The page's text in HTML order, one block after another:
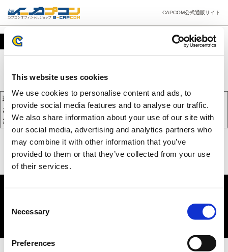
This website uses cookies
We use cookies to personalise content and ads, to
provide social media features and to analyse our traffic.
We also share information about your use of our site with
our social media, advertising and analytics partners who
may combine it with other information that you’ve
provided to them or that they’ve collected from your use
of their services.
Selection
Necessary
Preferences
CAPCOM公式通販サイト
カート
現在、カートには商品が入っておりません。
お買い物を続けるには下の 「お買い物を続ける」 をクリックしてく
ださい。